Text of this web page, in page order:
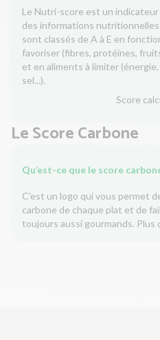
Le Nutri-score est un
des informations
sont classés de A à E en
favoriser (fibres, protéines,
et en aliments à limiter
sel...).
Score
Le Score Carbone
Qu’est-ce que le score
C'est un logo qui vous permet
carbone de chaque plat et de
toujours aussi gourmands. Plus